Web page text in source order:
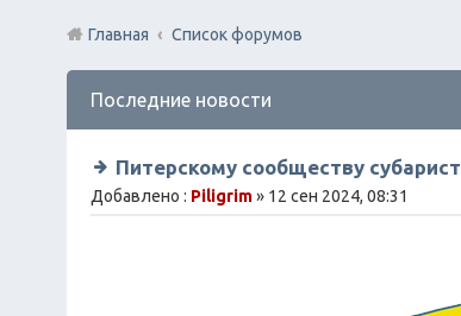
Главная Список форумов
Последние новости
Питерскому сообществу
Добавлено : Piligrim» 12 сен 2024, 08:31